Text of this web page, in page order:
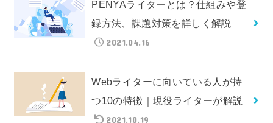
PENYAライターとは？仕組みや登
録方法、課題対策を詳しく解説
2021.04.16
Webライターに向いている人が持
つ10の特徴｜現役ライターが解説
2021.10.19